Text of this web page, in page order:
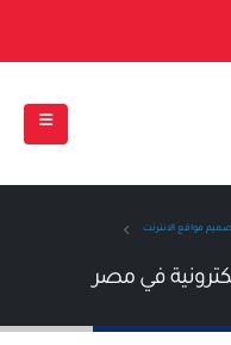
مواقع الانترنت
في مصر